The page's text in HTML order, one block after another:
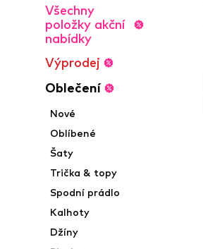
Všechny
položky akční
nabídky
Výprodej
Oblečení
Nové
Oblíbené
Šaty
Trička & topy
Spodní prádlo
Kalhoty
Džíny